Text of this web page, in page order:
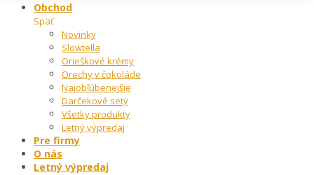
Obchod
Späť
Novinky
Slowtella
Orieškové krémy
Orechy v čokoláde
Najobľúbenejšie
Darčekové sety
Všetky produkty
Letný výpredaj
Pre firmy
O nás
Letný výpredaj